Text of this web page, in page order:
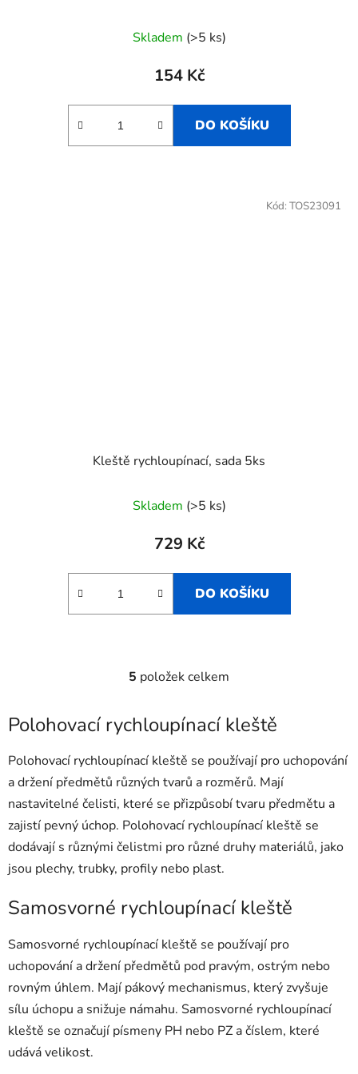
Skladem (>5 ks)
154 Kč
DO KOŠÍKU
Kleště rychloupínací, sada 5ks
Skladem (>5 ks)
729 Kč
DO KOŠÍKU
Kód: TOS23091
O
l
á
d
a
c
í
p
r
k
v
p
i
s
u
5 položek celkem
Polohovací rychloupínací kleště
Polohovací rychloupínací kleště se používají pro uchopování
a držení předmětů různých tvarů a rozměrů. Mají
nastavitelné čelisti, které se přizpůsobí tvaru předmětu a
zajistí pevný úchop. Polohovací rychloupínací kleště se
dodávají s různými čelistmi pro různé druhy materiálů, jako
jsou plechy, trubky, profily nebo plast.
Samosvorné rychloupínací kleště
Samosvorné rychloupínací kleště se používají pro
uchopování a držení předmětů pod pravým, ostrým nebo
rovným úhlem. Mají pákový mechanismus, který zvyšuje
sílu úchopu a snižuje námahu. Samosvorné rychloupínací
kleště se označují písmeny PH nebo PZ a číslem, které
udává velikost.